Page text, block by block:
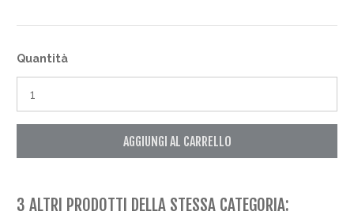
Quantità
AGGIUNGI AL CARRELLO
3 ALTRI PRODOTTI DELLA STESSA CATEGORIA: